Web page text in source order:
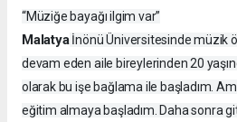
“Müziğe bayağı ilgim var”
Malatyaİnönü Üniversitesinde müzik
devam eden aile bireylerinden 20
olarak bu işe bağlama ile başladım.
eğitim almaya başladım. Daha sonra